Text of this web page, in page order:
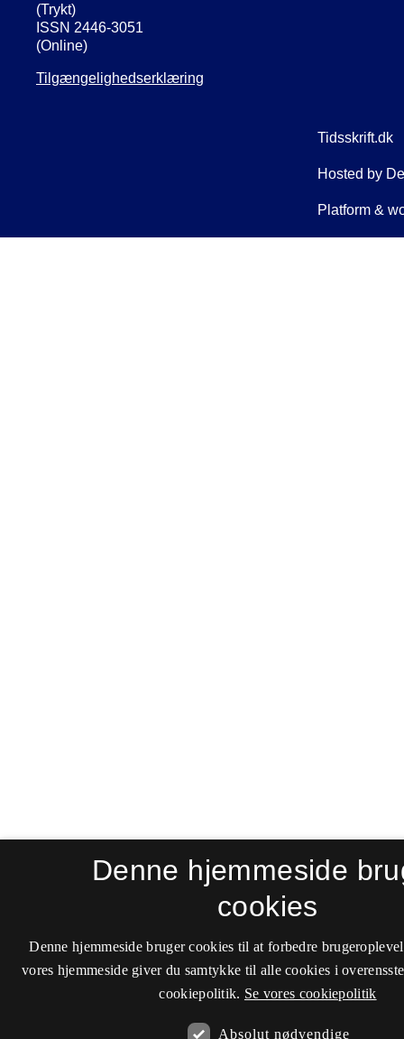
(Trykt)
ISSN 2446-3051
(Online)
Tilgængelighedserklæring
Denne hjemmeside
cookies
Denne hjemmeside bruger cookies til at forbedre
vores hjemmeside giver du samtykke til alle cookies i
cookiepolitik. Se vores cookiepolitik
Absolut nødvendige